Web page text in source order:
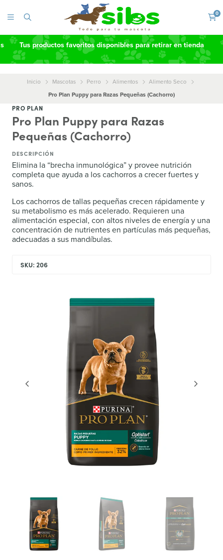
0
Tus productos favoritos disponibles para retirar en tienda
Inicio Mascotas Perro Alimentos
Alimento Seco
Pro Plan Puppy para Razas Pequeñas (Cachorro)
PRO PLAN
Pro Plan Puppy para Razas
Pequeñas (Cachorro)
DESCRIPCIÓN
Elimina la “brecha inmunológica” y provee nutrición
completa que ayuda a los cachorros a crecer fuertes y
sanos.
Los cachorros de tallas pequeñas crecen rápidamente y
su metabolismo es más acelerado. Requieren una
alimentación especial, con altos niveles de energía y una
concentración de nutrientes en partículas más pequeñas,
adecuadas a sus mandíbulas.
SKU: 206